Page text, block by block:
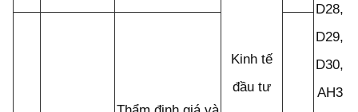
Kinh tế
đầu tư
D28,
D29,
D30,
AH3